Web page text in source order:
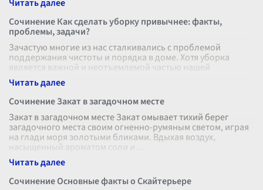
Сочинение Как сделать уборку привычнее: факты,
проблемы, задачи?
Зачастую многие из нас сталкивались с проблемой
поддержания чистоты и порядка в доме. Хотя уборка
является важной и неотъемлемой частью нашей
повседневной жизни, для многих она ост
Сочинение Закат в загадочном месте
Закат в загадочном месте Закат омывает тихий берег
загадочного места своим огненно-румяным светом, играя
на глади моря золотыми бликами. Вдыхая воздух,
насыщенный ароматом соли и
Сочинение Основные факты о Скайтерьере